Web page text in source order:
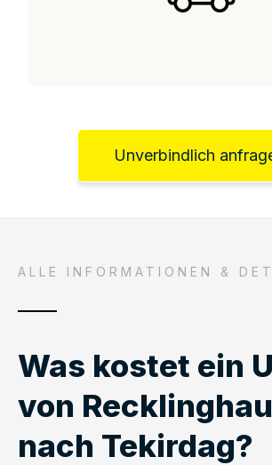
Unverbindlich
ALLE INFORMATIONEN &
Was kostet ein
von
nach Tekirdag?